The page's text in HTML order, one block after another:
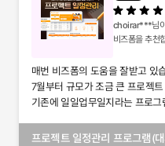
choirar***님이
비즈폼을 추천
매번 비즈폼의 도움을 잘받고 있
7월부터 규모가 조금 큰 프로젝
기존에 일일업무일지라는 프로그
프로젝트 일정관리 프로그램(